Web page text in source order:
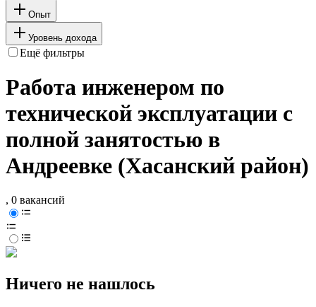
Опыт
Уровень дохода
Ещё фильтры
Работа инженером по
технической эксплуатации с
полной занятостью в
Андреевке (Хасанский район)
, 0 вакансий
Ничего не нашлось